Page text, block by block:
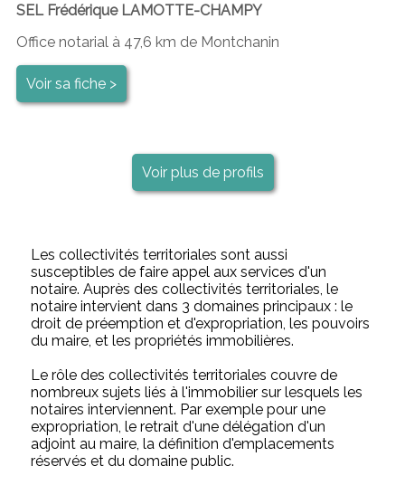
SEL Frédérique LAMOTTE-CHAMPY
Office notarial à 47,6 km de Montchanin
Voir sa fiche >
Voir plus de profils
Les collectivités territoriales sont aussi
susceptibles de faire appel aux services d'un
notaire. Auprès des collectivités territoriales, le
notaire intervient dans 3 domaines principaux : le
droit de préemption et d'expropriation, les pouvoirs
du maire, et les propriétés immobilières.
Le rôle des collectivités territoriales couvre de
nombreux sujets liés à l'immobilier sur lesquels les
notaires interviennent. Par exemple pour une
expropriation, le retrait d'une délégation d'un
adjoint au maire, la définition d'emplacements
réservés et du domaine public.